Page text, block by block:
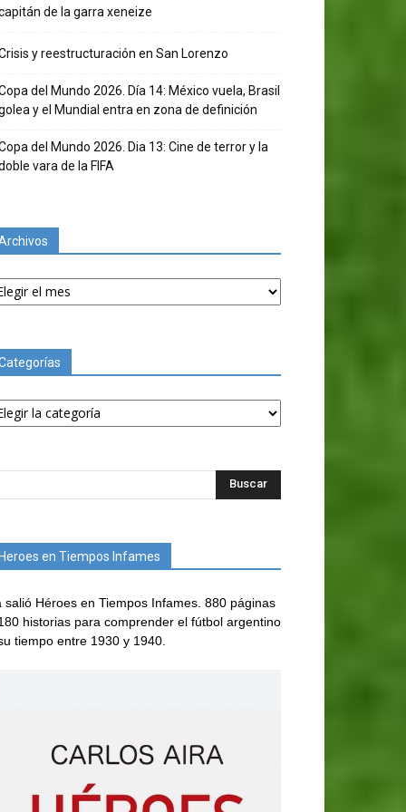
de la garra xeneize
y reestructuración en San Lorenzo
del Mundo 2026. Día 14: México vuela, Brasil
y el Mundial entra en zona de definición
del Mundo 2026. Dia 13: Cine de terror y la
vara de la FIFA
Heroes en Tiempos Infames
salió Héroes en Tiempos Infames. 880 páginas
historias para comprender el fútbol argentino
tiempo entre 1930 y 1940.